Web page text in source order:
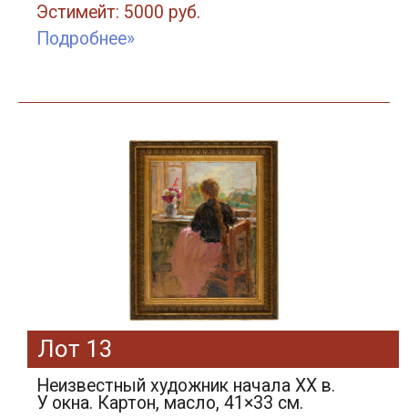
Эстимейт: 5000 руб.
Подробнее»
Лот 13
Неизвестный художник начала XX в.
У окна. Картон, масло, 41×33 см.